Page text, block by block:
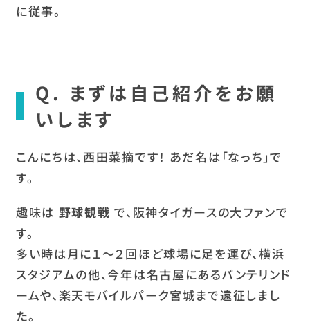
に従事。
Q. まずは自己紹介をお願
いします
こんにちは、西田菜摘です！ あだ名は「なっち」で
す。
趣味は 野球観戦 で、阪神タイガースの大ファンで
す。
多い時は月に１〜２回ほど球場に足を運び、横浜
スタジアムの他、今年は名古屋にあるバンテリンド
ームや、楽天モバイルパーク宮城まで遠征しまし
た。